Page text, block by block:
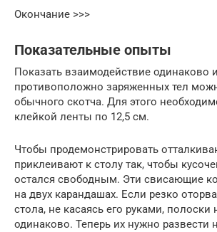
Окончание >>>
Показательные опыты
Показать взаимодействие одинаково
противоположно заряженных тел
обычного скотча. Для этого
клейкой ленты по 12,5 см.
Чтобы продемонстрировать
приклеивают к столу так, чтобы
остался свободным. Эти свисающие
на двух карандашах. Если резко
стола, не касаясь его руками, полоски
одинаково. Теперь их нужно развести